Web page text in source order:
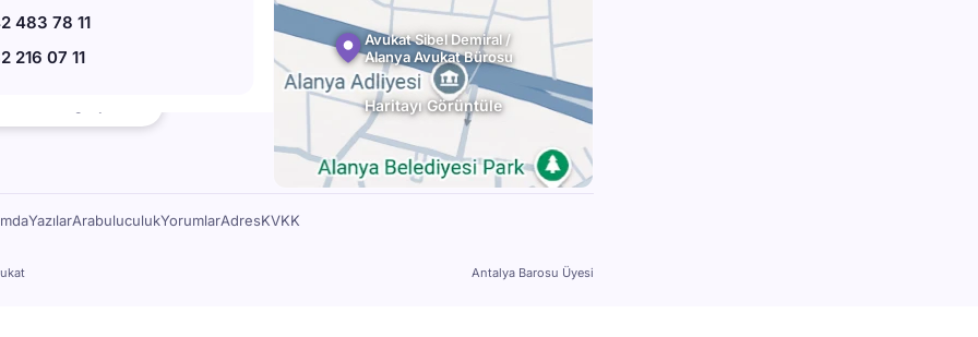
483 78 11
216 07 11
11
Blv. No:220, 07400 Alanya
Avukat Sibel Demiral /
Alanya Avukat Bürosu
Haritayı Görüntüle
YazılarArabuluculukYorumlarAdresKVKK
Antalya Barosu Üyesi